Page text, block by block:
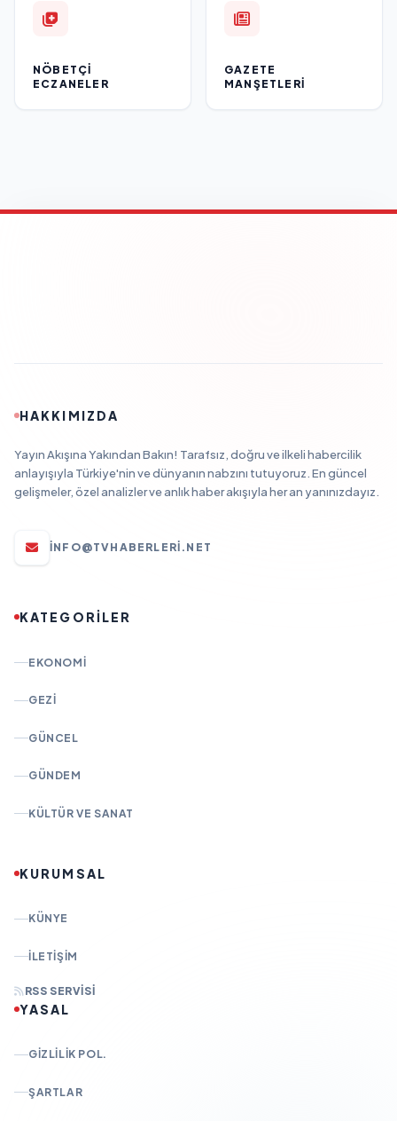
NÖBETÇI
ECZANELER
GAZETE
MANŞETLERI
HAKKIMIZDA
Yayın Akışına Yakından Bakın! Tarafsız, doğru ve ilkeli habercilik
anlayışıyla Türkiye'nin ve dünyanın nabzını tutuyoruz. En güncel
gelişmeler, özel analizler ve anlık haber akışıyla her an yanınızdayız.
INFO@TVHABERLERI.NET
KATEGORİLER
EKONOMI
GEZI
GÜNCEL
GÜNDEM
KÜLTÜR VE SANAT
KURUMSAL
KÜNYE
İLETIŞIM
RSS SERVISI
YASAL
GIZLILIK POL.
ŞARTLAR